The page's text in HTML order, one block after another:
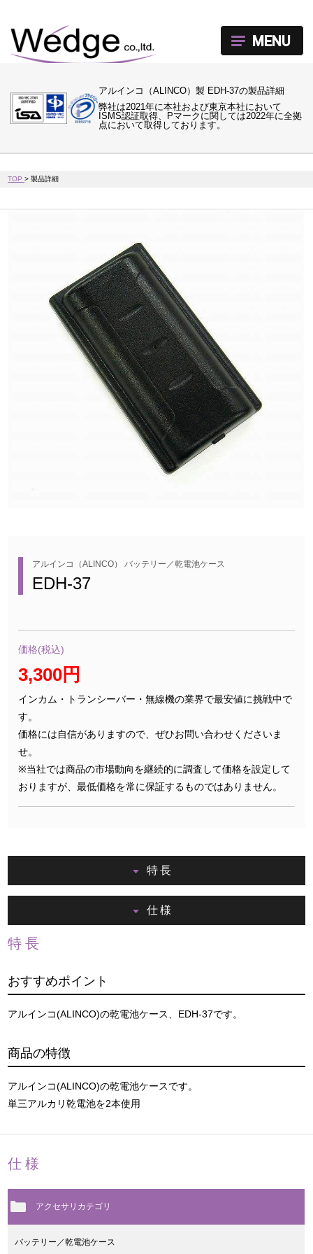
アルインコ（ALINCO）製 EDH-37の製品詳細
弊社は2021年に本社および東京本社において
ISMS認証取得、Pマークに関しては2022年に全拠
点において取得しております。
MENU
TOP>製品詳細
アルインコ（ALINCO） バッテリー／乾電池ケース
EDH-37
価格(税込)
3,300円
インカム・トランシーバー・無線機の業界で最安値に挑戦中で
す。
価格には自信がありますので、ぜひお問い合わせくださいま
せ。
※当社では商品の市場動向を継続的に調査して価格を設定して
おりますが、最低価格を常に保証するものではありません。
特長
仕様
特長
おすすめポイント
アルインコ(ALINCO)の乾電池ケース、EDH-37です。
商品の特徴
アルインコ(ALINCO)の乾電池ケースです。
単三アルカリ乾電池を2本使用
仕様
アクセサリカテゴリ
バッテリー／乾電池ケース